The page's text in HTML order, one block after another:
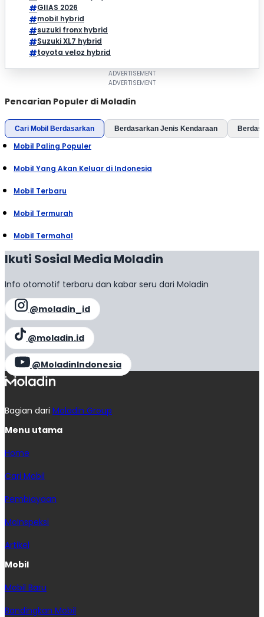
GIIAS 2026
mobil hybrid
suzuki fronx hybrid
Suzuki XL7 hybrid
toyota veloz hybrid
Pencarian Populer di Moladin
Cari Mobil Berdasarkan Berdasarkan Jenis Kendaraan
Mobil Paling Populer
Mobil Yang Akan Keluar di Indonesia
Mobil Terbaru
Mobil Termurah
Mobil Termahal
Ikuti Sosial Media Moladin
Info otomotif terbaru dan kabar seru dari Moladin
@moladin_id
@moladin.id
@MoladinIndonesia
Bagian dari Moladin Group
Menu utama
Home
Cari Mobil
Pembiayaan
MoInspeksi
Artikel
Mobil
Mobil Baru
Bandingkan Mobil